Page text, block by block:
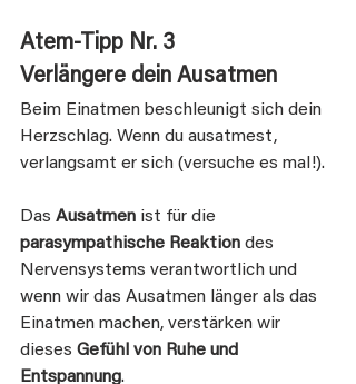
Atem-Tipp Nr. 3
Verlängere dein Ausatmen
Beim Einatmen beschleunigt sich dein
Herzschlag. Wenn du ausatmest,
verlangsamt er sich (versuche es mal!).
Das Ausatmen ist für die
parasympathische Reaktion des
Nervensystems verantwortlich und
wenn wir das Ausatmen länger als das
Einatmen machen, verstärken wir
dieses Gefühl von Ruhe und
Entspannung.